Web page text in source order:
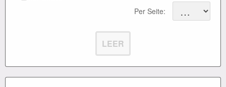
Per Seite:
LEER